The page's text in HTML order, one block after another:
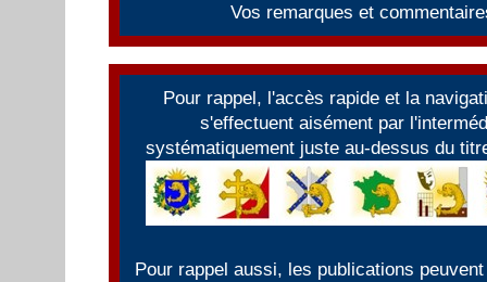
Vos remarques et
Pour rappel, l'accès rapide et la
s'effectuent aisément par
systématiquement juste au-dessus du
Pour rappel aussi, les publications